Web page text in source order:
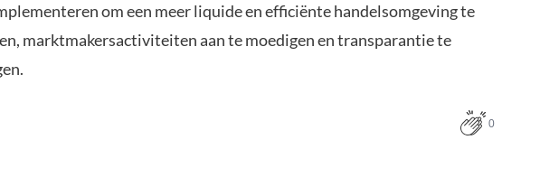
om een meer liquide en efficiënte handelsomgeving te
marktmakersactiviteiten aan te moedigen en transparantie te
0